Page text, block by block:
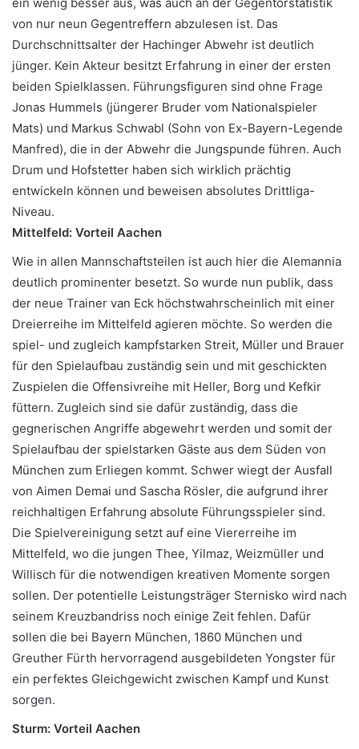
ein wenig besser aus, was auch an der Gegentorstatistik
von nur neun Gegentreffern abzulesen ist. Das
Durchschnittsalter der Hachinger Abwehr ist deutlich
jünger. Kein Akteur besitzt Erfahrung in einer der ersten
beiden Spielklassen. Führungsfiguren sind ohne Frage
Jonas Hummels (jüngerer Bruder vom Nationalspieler
Mats) und Markus Schwabl (Sohn von Ex-Bayern-Legende
Manfred), die in der Abwehr die Jungspunde führen. Auch
Drum und Hofstetter haben sich wirklich prächtig
entwickeln können und beweisen absolutes Drittliga-
Niveau.
Mittelfeld: Vorteil Aachen
Wie in allen Mannschaftsteilen ist auch hier die Alemannia
deutlich prominenter besetzt. So wurde nun publik, dass
der neue Trainer van Eck höchstwahrscheinlich mit einer
Dreierreihe im Mittelfeld agieren möchte. So werden die
spiel- und zugleich kampfstarken Streit, Müller und Brauer
für den Spielaufbau zuständig sein und mit geschickten
Zuspielen die Offensivreihe mit Heller, Borg und Kefkir
füttern. Zugleich sind sie dafür zuständig, dass die
gegnerischen Angriffe abgewehrt werden und somit der
Spielaufbau der spielstarken Gäste aus dem Süden von
München zum Erliegen kommt. Schwer wiegt der Ausfall
von Aimen Demai und Sascha Rösler, die aufgrund ihrer
reichhaltigen Erfahrung absolute Führungsspieler sind.
Die Spielvereinigung setzt auf eine Viererreihe im
Mittelfeld, wo die jungen Thee, Yilmaz, Weizmüller und
Willisch für die notwendigen kreativen Momente sorgen
sollen. Der potentielle Leistungsträger Sternisko wird nach
seinem Kreuzbandriss noch einige Zeit fehlen. Dafür
sollen die bei Bayern München, 1860 München und
Greuther Fürth hervorragend ausgebildeten Yongster für
ein perfektes Gleichgewicht zwischen Kampf und Kunst
sorgen.
Sturm: Vorteil Aachen